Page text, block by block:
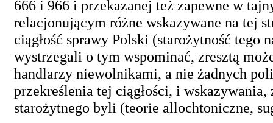
666 i 966 i przekazanej też zapewne w
relacjonującym różne wskazywane na tej
ciągłość sprawy Polski (starożytność tego
wystrzegali o tym wspominać, zresztą
handlarzy niewolnikami, a nie żadnych
przekreślenia tej ciągłości, i
starożytnego byli (teorie allochtoniczne,